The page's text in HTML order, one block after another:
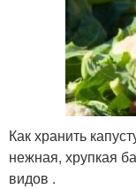
Как хранить
нежная, хрупкая
видов .